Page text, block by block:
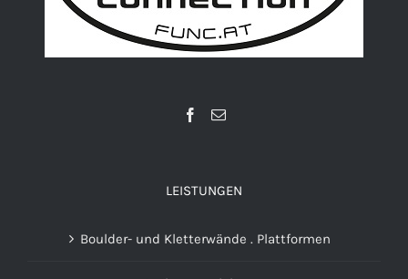
LEISTUNGEN
Boulder- und Kletterwände . Plattformen